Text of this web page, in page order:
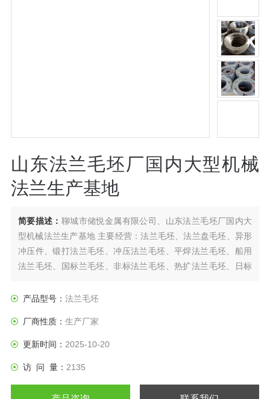
山东法兰毛坯厂国内大型机械
法兰生产基地
简要描述： 聊城市储悦金属有限公司、山东法兰毛坯厂国内大
型机械法兰生产基地 主要经营：法兰毛坯、法兰盘毛坯、异形
冲压件、锻打法兰毛坯、冲压法兰毛坯、平焊法兰毛坯、船用
法兰毛坯、国标兰毛坯、非标法兰毛坯、热扩法兰毛坯、日标
产品型号： 法兰毛坯
厂商性质： 生产厂家
更新时间： 2025-10-20
访 问 量： 2135